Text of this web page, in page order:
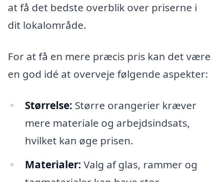
at få det bedste overblik over priserne i
dit lokalområde.
For at få en mere præcis pris kan det være
en god idé at overveje følgende aspekter:
Størrelse: Større orangerier kræver
mere materiale og arbejdsindsats,
hvilket kan øge prisen.
Materialer: Valg af glas, rammer og